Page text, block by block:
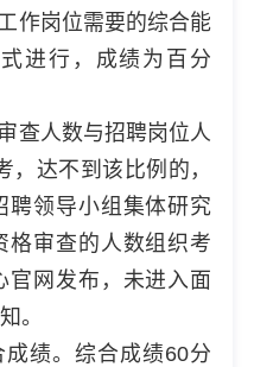
作岗位需要的综合能
进行，成绩为百分
查人数与招聘岗位人
达不到该比例的，
聘领导小组集体研究
格审查的人数组织考
官网发布，未进入面
。
绩。综合成绩60分